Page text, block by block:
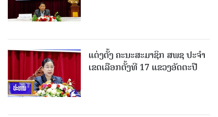
ແຕ່ງຕັ້ງ ຄະນະສະມາຊິກ ສພຊ ປະຈຳ
ເຂດເລືອກຕັ້ງທີ 17 ແຂວງອັດຕະປື